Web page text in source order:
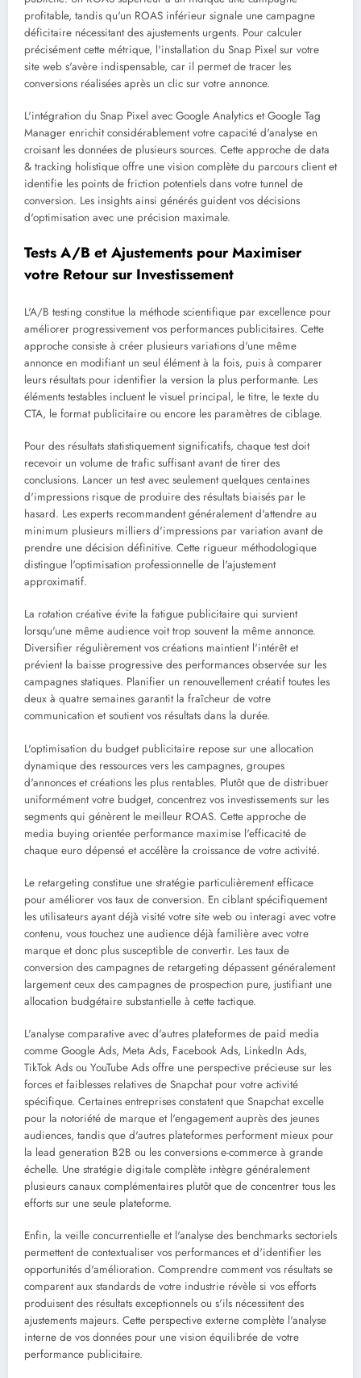
profitable, tandis qu'un ROAS inférieur signale une campagne
déficitaire nécessitant des ajustements urgents. Pour calculer
précisément cette métrique, l'installation du Snap Pixel sur votre
site web s'avère indispensable, car il permet de tracer les
conversions réalisées après un clic sur votre annonce.
L'intégration du Snap Pixel avec Google Analytics et Google Tag
Manager enrichit considérablement votre capacité d'analyse en
croisant les données de plusieurs sources. Cette approche de data
& tracking holistique offre une vision complète du parcours client et
identifie les points de friction potentiels dans votre tunnel de
conversion. Les insights ainsi générés guident vos décisions
d'optimisation avec une précision maximale.
Tests A/B et Ajustements pour Maximiser
votre Retour sur Investissement
L'A/B testing constitue la méthode scientifique par excellence pour
améliorer progressivement vos performances publicitaires. Cette
approche consiste à créer plusieurs variations d'une même
annonce en modifiant un seul élément à la fois, puis à comparer
leurs résultats pour identifier la version la plus performante. Les
éléments testables incluent le visuel principal, le titre, le texte du
CTA, le format publicitaire ou encore les paramètres de ciblage.
Pour des résultats statistiquement significatifs, chaque test doit
recevoir un volume de trafic suffisant avant de tirer des
conclusions. Lancer un test avec seulement quelques centaines
d'impressions risque de produire des résultats biaisés par le
hasard. Les experts recommandent généralement d'attendre au
minimum plusieurs milliers d'impressions par variation avant de
prendre une décision définitive. Cette rigueur méthodologique
distingue l'optimisation professionnelle de l'ajustement
approximatif.
La rotation créative évite la fatigue publicitaire qui survient
lorsqu'une même audience voit trop souvent la même annonce.
Diversifier régulièrement vos créations maintient l'intérêt et
prévient la baisse progressive des performances observée sur les
campagnes statiques. Planifier un renouvellement créatif toutes les
deux à quatre semaines garantit la fraîcheur de votre
communication et soutient vos résultats dans la durée.
L'optimisation du budget publicitaire repose sur une allocation
dynamique des ressources vers les campagnes, groupes
d'annonces et créations les plus rentables. Plutôt que de distribuer
uniformément votre budget, concentrez vos investissements sur les
segments qui génèrent le meilleur ROAS. Cette approche de
media buying orientée performance maximise l'efficacité de
chaque euro dépensé et accélère la croissance de votre activité.
Le retargeting constitue une stratégie particulièrement efficace
pour améliorer vos taux de conversion. En ciblant spécifiquement
les utilisateurs ayant déjà visité votre site web ou interagi avec votre
contenu, vous touchez une audience déjà familière avec votre
marque et donc plus susceptible de convertir. Les taux de
conversion des campagnes de retargeting dépassent généralement
largement ceux des campagnes de prospection pure, justifiant une
allocation budgétaire substantielle à cette tactique.
L'analyse comparative avec d'autres plateformes de paid media
comme Google Ads, Meta Ads, Facebook Ads, LinkedIn Ads,
TikTok Ads ou YouTube Ads offre une perspective précieuse sur les
forces et faiblesses relatives de Snapchat pour votre activité
spécifique. Certaines entreprises constatent que Snapchat excelle
pour la notoriété de marque et l'engagement auprès des jeunes
audiences, tandis que d'autres plateformes performent mieux pour
la lead generation B2B ou les conversions e-commerce à grande
échelle. Une stratégie digitale complète intègre généralement
plusieurs canaux complémentaires plutôt que de concentrer tous les
efforts sur une seule plateforme.
Enfin, la veille concurrentielle et l'analyse des benchmarks sectoriels
permettent de contextualiser vos performances et d'identifier les
opportunités d'amélioration. Comprendre comment vos résultats se
comparent aux standards de votre industrie révèle si vos efforts
produisent des résultats exceptionnels ou s'ils nécessitent des
ajustements majeurs. Cette perspective externe complète l'analyse
interne de vos données pour une vision équilibrée de votre
performance publicitaire.